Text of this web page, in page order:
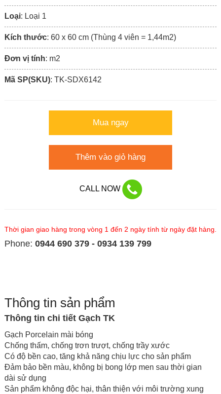
Loại: Loại 1
Kích thước: 60 x 60 cm (Thùng 4 viên = 1,44m2)
Đơn vị tính: m2
Mã SP(SKU): TK-SDX6142
Mua ngay
Thêm vào giỏ hàng
CALL NOW
Thời gian giao hàng trong vòng 1 đến 2 ngày tính từ ngày đặt hàng.
Phone: 0944 690 379 - 0934 139 799
Thông tin sản phẩm
Thông tin chi tiết Gạch TK
Gạch Porcelain mài bóng
Chống thấm, chống trơn trượt, chống trầy xước
Có độ bền cao, tăng khả năng chịu lực cho sản phẩm
Đảm bảo bền màu, không bị bong lớp men sau thời gian
dài sử dụng
Sản phẩm không độc hại, thân thiện với môi trường xung